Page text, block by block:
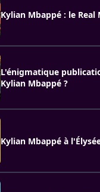
Kylian Mbappé : le
L'énigmatique
Kylian Mbappé ?
Kylian Mbappé à